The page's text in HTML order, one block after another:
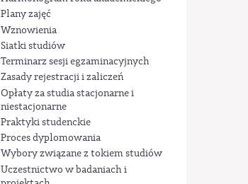
Plany zajęć
Wznowienia
Siatki studiów
Terminarz sesji egzaminacyjnych
Zasady rejestracji i zaliczeń
Opłaty za studia stacjonarne i
niestacjonarne
Praktyki studenckie
Proces dyplomowania
Wybory związane z tokiem studiów
Uczestnictwo w badaniach i